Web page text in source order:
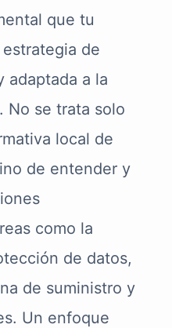
que tu
de
adaptada a la
No se trata solo
local de
de entender y
como la
de datos,
de suministro y
Un enfoque